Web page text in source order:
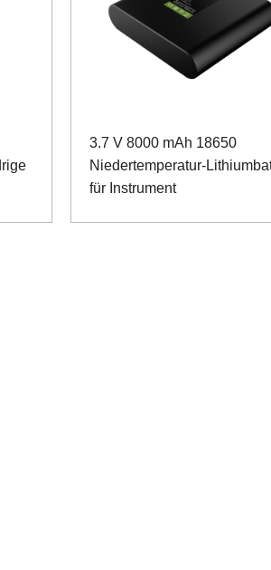
3.7 V 8000 mAh 18650
Niedertemperatur-
für Instrument